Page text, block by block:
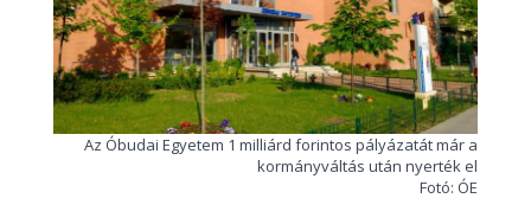
Az Óbudai Egyetem 1 milliárd forintos pályázatát már a
kormányváltás után nyerték el
Fotó: ÓE